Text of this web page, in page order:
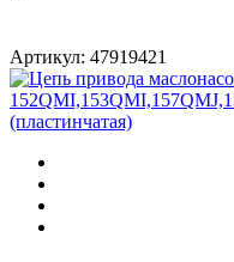
Артикул: 47919421